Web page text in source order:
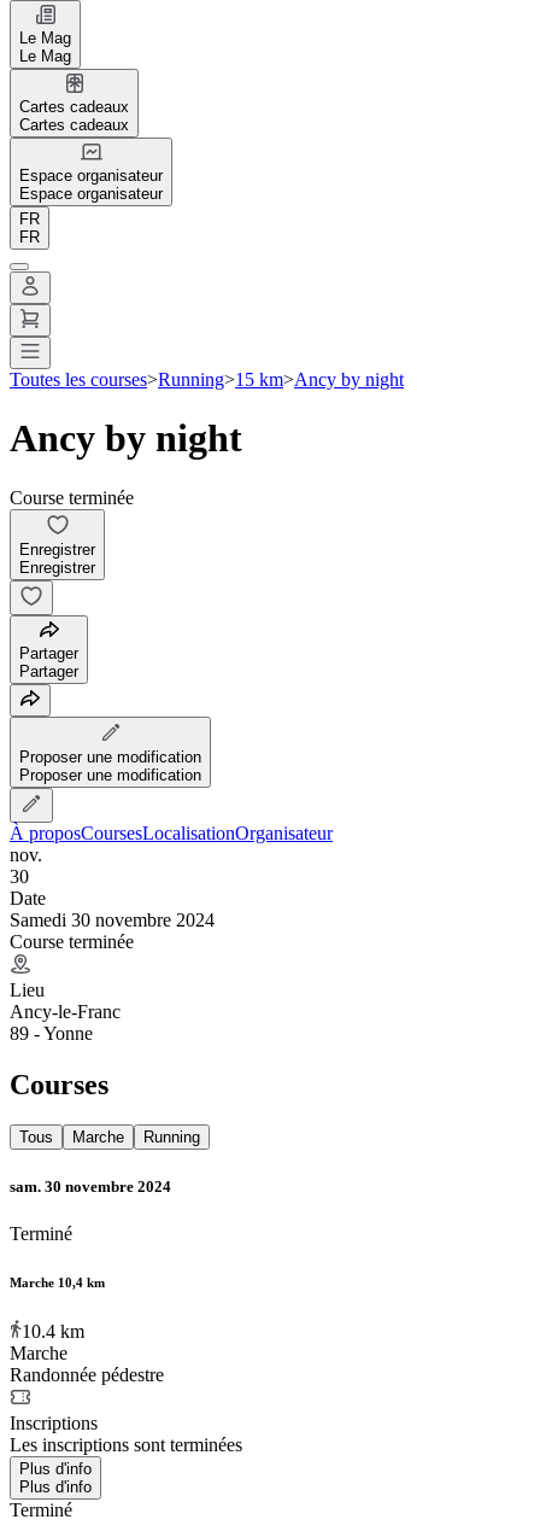
Le Mag
Le Mag
Cartes cadeaux
Cartes cadeaux
Espace organisateur
Espace organisateur
FR
FR
Toutes les courses>Running>15 km>Ancy by night
Ancy by night
Course terminée
Enregistrer
Enregistrer
Partager
Partager
Proposer une modification
Proposer une modification
À proposCoursesLocalisationOrganisateur
nov.
30
Date
Samedi 30 novembre 2024
Course terminée
Lieu
Ancy-le-Franc
89 - Yonne
Courses
Tous Marche Running
sam. 30 novembre 2024
Terminé
Marche 10,4 km
10.4 km
Marche
Randonnée pédestre
Inscriptions
Les inscriptions sont terminées
Plus d'info
Plus d'info
Terminé